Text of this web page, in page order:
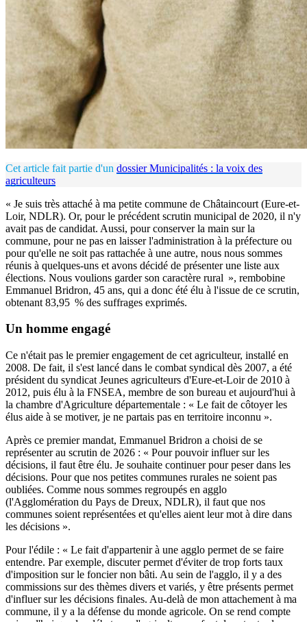
Cet article fait partie d'un dossier Municipalités : la voix des
agriculteurs
« Je suis très attaché à ma petite commune de Châtaincourt (Eure-et-
Loir, NDLR). Or, pour le précédent scrutin municipal de 2020, il n'y
avait pas de candidat. Aussi, pour conserver la main sur la
commune, pour ne pas en laisser l'administration à la préfecture ou
pour qu'elle ne soit pas rattachée à une autre, nous nous sommes
réunis à quelques-uns et avons décidé de présenter une liste aux
élections. Nous voulions garder son caractère rural », rembobine
Emmanuel Bridron, 45 ans, qui a donc été élu à l'issue de ce scrutin,
obtenant 83,95 % des suffrages exprimés.
Un homme engagé
Ce n'était pas le premier engagement de cet agriculteur, installé en
2008. De fait, il s'est lancé dans le combat syndical dès 2007, a été
président du syndicat Jeunes agriculteurs d'Eure-et-Loir de 2010 à
2012, puis élu à la FNSEA, membre de son bureau et aujourd'hui à
la chambre d'Agriculture départementale : « Le fait de côtoyer les
élus aide à se motiver, je ne partais pas en territoire inconnu ».
Après ce premier mandat, Emmanuel Bridron a choisi de se
représenter au scrutin de 2026 : « Pour pouvoir influer sur les
décisions, il faut être élu. Je souhaite continuer pour peser dans les
décisions. Pour que nos petites communes rurales ne soient pas
oubliées. Comme nous sommes regroupés en agglo
(l'Agglomération du Pays de Dreux, NDLR), il faut que nos
communes soient représentées et qu'elles aient leur mot à dire dans
les décisions ».
Pour l'édile : « Le fait d'appartenir à une agglo permet de se faire
entendre. Par exemple, discuter permet d'éviter de trop forts taux
d'imposition sur le foncier non bâti. Au sein de l'agglo, il y a des
commissions sur des thèmes divers et variés, y être présents permet
d'influer sur les décisions finales. Au-delà de mon attachement à ma
commune, il y a la défense du monde agricole. On se rend compte